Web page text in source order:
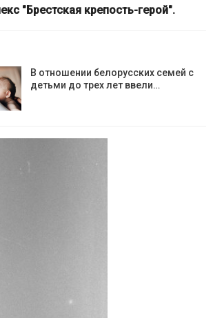
"Брестская крепость-герой".
В отношении белорусских семей с
детьми до трех лет ввели…